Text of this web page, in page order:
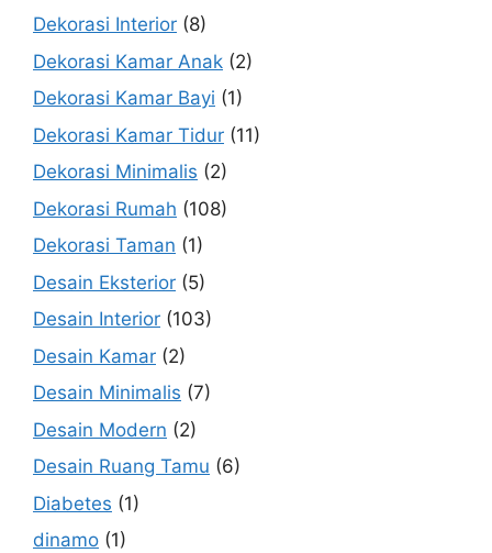
Dekorasi Interior (8)
Dekorasi Kamar Anak (2)
Dekorasi Kamar Bayi (1)
Dekorasi Kamar Tidur (11)
Dekorasi Minimalis (2)
Dekorasi Rumah (108)
Dekorasi Taman (1)
Desain Eksterior (5)
Desain Interior (103)
Desain Kamar (2)
Desain Minimalis (7)
Desain Modern (2)
Desain Ruang Tamu (6)
Diabetes (1)
dinamo (1)